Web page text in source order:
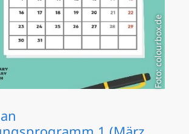
Foto: colourbox.de